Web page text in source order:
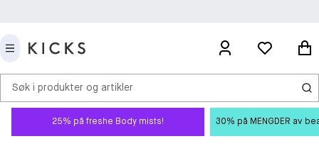
Søk i produkter og artikler
25% på freshe Body mists! 30% på MENGDER av